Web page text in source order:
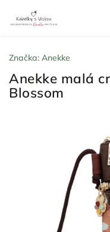
Anekke malá
Blossom
Značka: Anekke